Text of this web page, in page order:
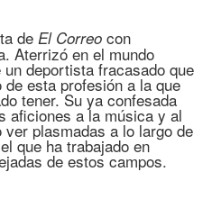
de El Correo con
Aterrizó en el mundo
deportista fracasado que
esta profesión a la que
tener. Su ya confesada
aficiones a la música y al
plasmadas a lo largo de
que ha trabajado en
de estos campos.